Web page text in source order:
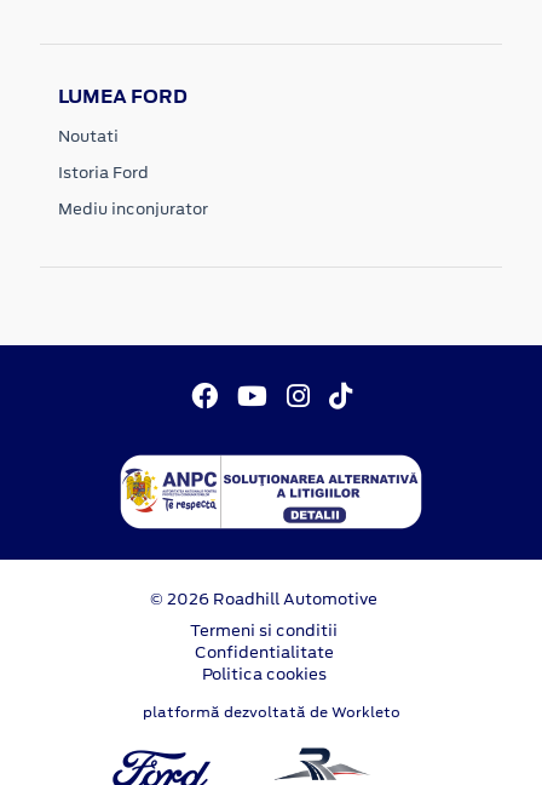
LUMEA FORD
Noutati
Istoria Ford
Mediu inconjurator
© 2026 Roadhill Automotive
Termeni si conditii
Confidentialitate
Politica cookies
platformă dezvoltată de Workleto